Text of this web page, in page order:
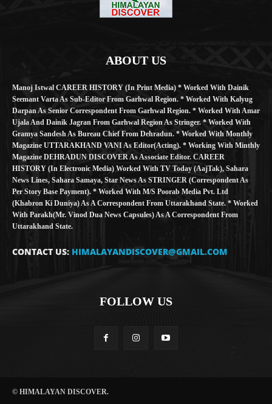
ABOUT US
Manoj Istwal CAREER HISTORY (in Print Media) * Worked With Dainik
Seemant Varta As Sub-Editor From Garhwal Region. * Worked With Kalyug
Darpan As Senior Correspondent From Garhwal Region. * Worked With Amar
Ujala And Dainik Jagran From Garhwal Region As Stringer. * Worked With
Gramya Sandesh As Bureau Chief From Dehradun. * Worked With Monthly
Magazine UTTARAKHAND VANI As Editor(Acting). * Working With Minthly
Magazine DEHRADUN DISCOVER As Associate Editor. CAREER
HISTORY (in Electronic Media) Worked With TV Today (AajTak), Sahara
News Lines, Sahara Samaya, Star News As STRINGER (Correspondent As
Per Story Base Payment). * Worked With M/S Poorab Media Pvt. Ltd
(Khabron Ki Duniya) As A Correspondent From Uttarakhand State. * Worked
With Parakh(Mr. Vinod Dua News Capsules) As A Correspondent From
Uttarakhand State.
CONTACT US: HIMALAYANDISCOVER@GMAIL.COM
FOLLOW US
© HIMALAYAN DISCOVER.